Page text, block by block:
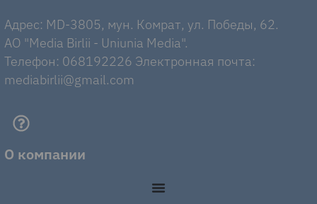
Адрес: MD-3805, мун. Комрат, ул. Победы, 62.
AO "Media Birlii - Uniunia Media".
Телефон: 068192226 Электронная почта:
mediabirlii@gmail.com
О компании